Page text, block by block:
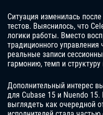
Ситуация изменилась
тестов. Выяснилось, что
логики работы. Вместо
традиционного управления
реальные записи
гармонию, темп и структуру
Дополнительный интерес
для Cubase 15 и Nuendo 15.
выглядеть как очередной